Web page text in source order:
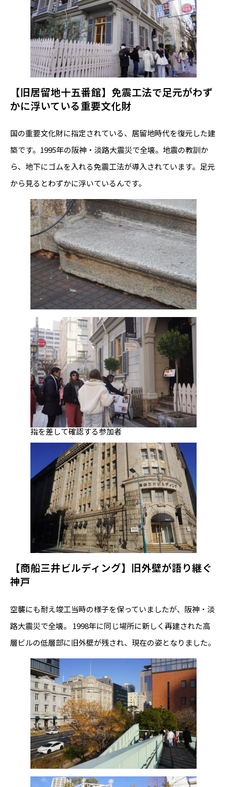
【旧居留地十五番館】免震工法で足元がわず
かに浮いている重要文化財
国の重要文化財に指定されている、居留地時代を復元した建
築です。1995年の阪神・淡路大震災で全壊。地震の教訓か
ら、地下にゴムを入れる免震工法が導入されています。足元
から見るとわずかに浮いているんです。
指を差して確認する参加者
【商船三井ビルディング】旧外壁が語り継ぐ
神戸
空襲にも耐え竣工当時の様子を保っていましたが、阪神・淡
路大震災で全壊。 1998年に同じ場所に新しく再建された高
層ビルの低層部に旧外壁が残され、現在の姿となりました。